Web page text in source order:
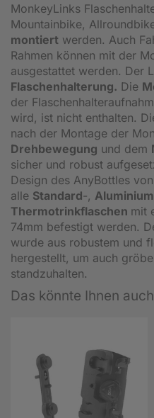
MonkeyLinks
Mountainbike,
montiert werden. Auch
Rahmen können mit der
ausgestattet werden. Der
Flaschenhalterung. Die
der
wird, ist nicht enthalten.
nach der Montage der
Drehbewegung und dem
sicher und robust
Design des AnyBottles
alle Standard-, Aluminium
Thermotrinkflaschen mit
74mm befestigt werden.
wurde aus robustem und
hergestellt, um auch
standzuhalten.
Das könnte Ihnen